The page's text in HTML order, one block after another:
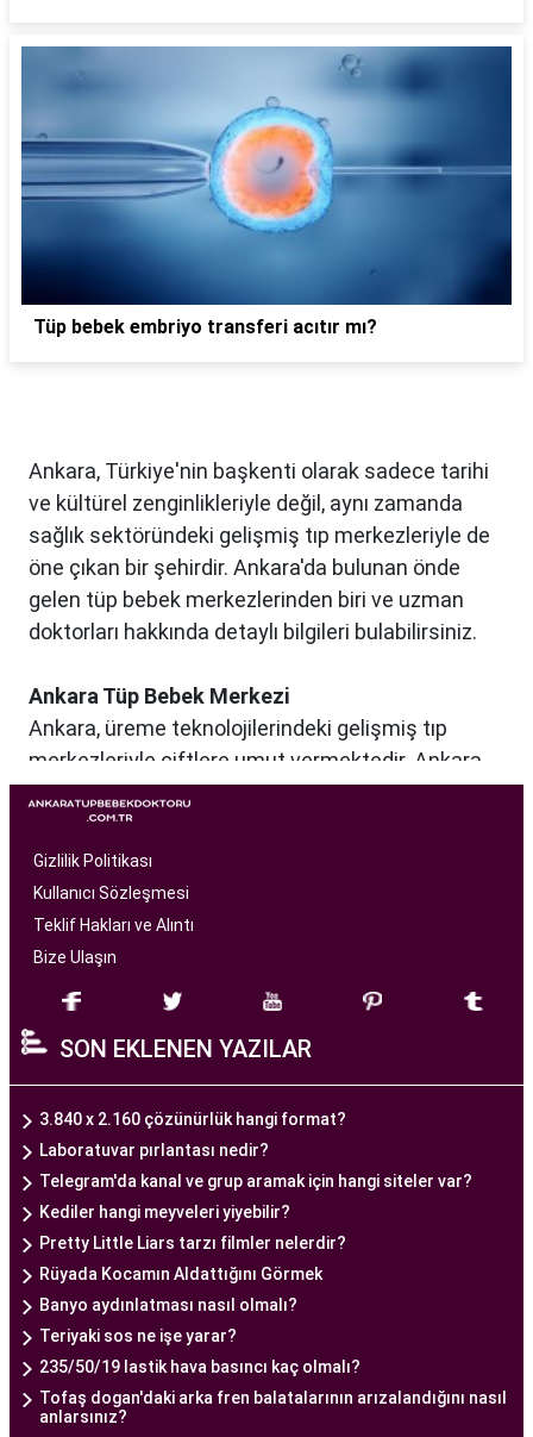
Tüp bebek embriyo transferi acıtır mı?
Ankara, Türkiye'nin başkenti olarak sadece tarihi
ve kültürel zenginlikleriyle değil, aynı zamanda
sağlık sektöründeki gelişmiş tıp merkezleriyle de
öne çıkan bir şehirdir. Ankara'da bulunan önde
gelen tüp bebek merkezlerinden biri ve uzman
doktorları hakkında detaylı bilgileri bulabilirsiniz.
Ankara Tüp Bebek Merkezi
Ankara, üreme teknolojilerindeki gelişmiş tıp
merkezleriyle çiftlere umut vermektedir. Ankara
Tüp Bebek Merkezi, kısırlık sorunu yaşayan
çiftlere profesyonel ve bireysel bir yaklaşımla
hizmet sunan bir sağlık kuruluşudur. Modern
tıbbın son teknolojilerini kullanarak, çiftlere
başarılı tüp bebek tedavileri sunmayı amaçlar.
bir ekip tarafından yönetilmektedir. Burada görev
alan tıp profesyonelleri, çiftlere kişiselleştirilmiş
tedavi planları sunarak, her çiftin özel durumunu
dikkate alır. Ayrıca, merkezde kullanılan teknoloji
ve ekipmanlar, tedavi sürecini daha etkili ve
güvenli hale getirir.
Ankara Tüp Bebek Merkezi, hasta odaklı hizmet
anlayışı ve etik prensipler çerçevesinde, çiftlere
sağlıklı bir gebelik yaşama şansı tanıyan kapsamlı
bir tüp bebek hizmeti sunar.
Ankara Tüp Bebek Doktoru
Tüp bebek tedavisi, uzman bir ekibin liderliğinde
Gizlilik Politikası
Kullanıcı Sözleşmesi
Teklif Hakları ve Alıntı
Bize Ulaşın
SON EKLENEN YAZILAR
3.840 x 2.160 çözünürlük hangi format?
Laboratuvar pırlantası nedir?
Telegram'da kanal ve grup aramak için hangi siteler var?
Kediler hangi meyveleri yiyebilir?
Pretty Little Liars tarzı filmler nelerdir?
Rüyada Kocamın Aldattığını Görmek
Banyo aydınlatması nasıl olmalı?
Teriyaki sos ne işe yarar?
235/50/19 lastik hava basıncı kaç olmalı?
Tofaş dogan'daki arka fren balatalarının arızalandığını nasıl
anlarsınız?